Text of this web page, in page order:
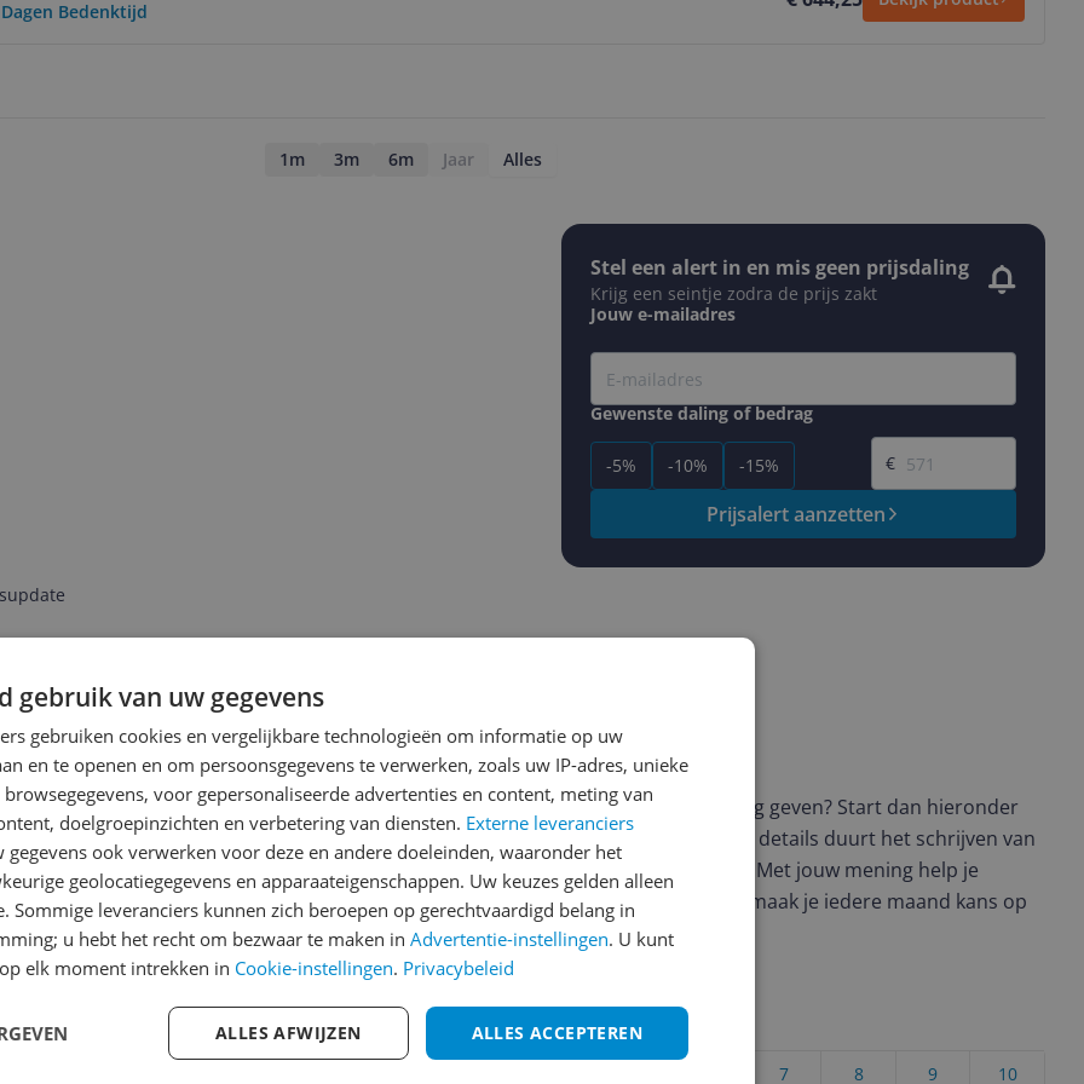
Bedenktijd
1m 3m 6m Jaar Alles
Stel een alert in en mis geen prijsdaling
Krijg een seintje zodra de prijs zakt
Jouw e-mailadres
Gewenste daling of bedrag
-5% -10% -15%
Gewenste prijs
€
Prijsalert aanzetten
Reviews
Er zijn nog geen reviews geschreven
Heb jij dit product in bezit en wil je graag je mening geven? Start dan hieronder
met het schrijven van je review. Afhankelijk van de details duurt het schrijven van
een review gemiddeld tussen de 3 en 10 minuten. Met jouw mening help je
andere bezoekers een betere keuze te maken én maak je iedere maand kans op
€250,-! Klik hier voor de actievoorwaarden.
Cijfer
Welk cijfer geef jij dit product?
10
9
8
7
gebruik van uw gegevens
gebruiken cookies en vergelijkbare technologieën om informatie op uw
en te openen en om persoonsgegevens te verwerken, zoals uw IP-adres, unieke
voor gepersonaliseerde advertenties en content, meting van
doelgroepinzichten en verbetering van diensten. Externe leveranciers
gegevens ook verwerken voor deze en andere doeleinden, waaronder het
geolocatiegegevens en apparaateigenschappen. Uw keuzes gelden alleen
Sommige leveranciers kunnen zich beroepen op gerechtvaardigd belang in
u hebt het recht om bezwaar te maken in Advertentie-instellingen. U kunt
elk moment intrekken in Cookie-instellingen. Privacybeleid
ALLES ACCEPTEREN
ALLES AFWIJZEN